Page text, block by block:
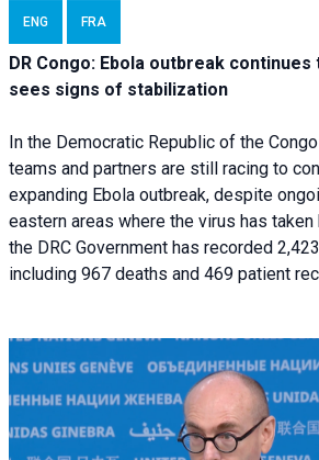
ENG FRA
DR Congo: Ebola outbreak continues
sees signs of stabilization
In the Democratic Republic of the
teams and partners are still racing to
expanding Ebola outbreak, despite
eastern areas where the virus has
the DRC Government has recorded
including 967 deaths and 469 patient